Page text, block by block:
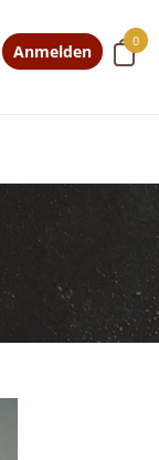
0
Anmelden